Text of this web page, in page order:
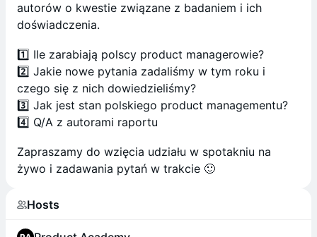
autorów o kwestie związane z badaniem i ich
doświadczenia.
1️⃣ Ile zarabiają polscy product managerowie?
2️⃣ Jakie nowe pytania zadaliśmy w tym roku i
czego się z nich dowiedzieliśmy?
3️⃣ Jak jest stan polskiego product managementu?
4️⃣ Q/A z autorami raportu
Zapraszamy do wzięcia udziału w spotakniu na
żywo i zadawania pytań w trakcie 🙂
Hosts